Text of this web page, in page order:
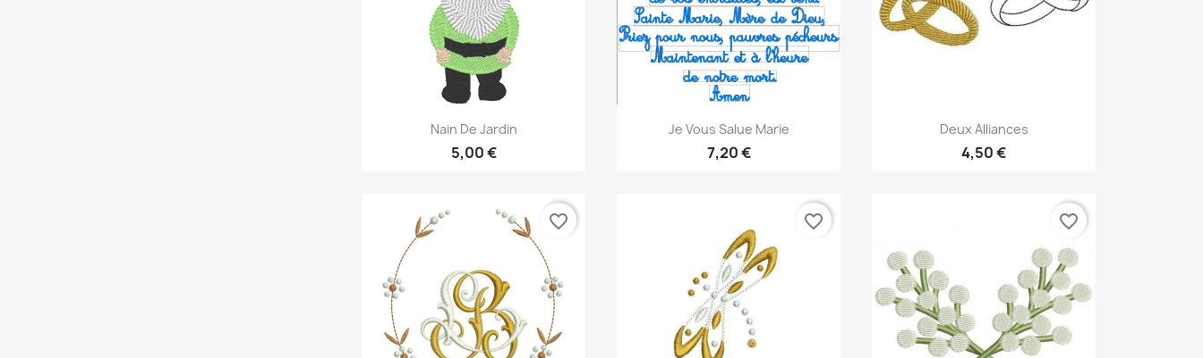
Aperçu rapide
Nain De Jardin
5,00 €
Aperçu rapide
Je Vous Salue Marie
7,20 €
Aperçu rapide
Deux Alliances
4,50 €
favorite_border favorite_border favorite_border